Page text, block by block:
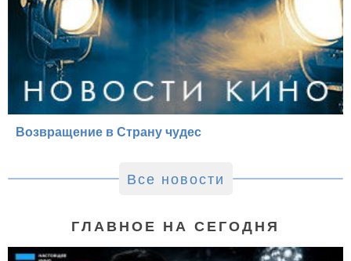
Возвращение в Страну чудес
Все новости
ГЛАВНОЕ НА СЕГОДНЯ